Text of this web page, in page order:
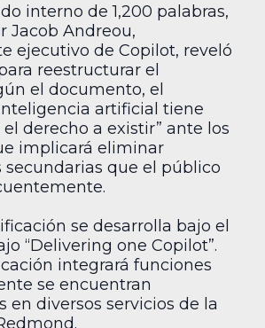
interno de 1,200 palabras,
Jacob Andreou,
ejecutivo de Copilot, reveló
reestructurar el
el documento, el
artificial tiene
el derecho a existir” ante los
implicará eliminar
secundarias que el público
se desarrolla bajo el
“Delivering one Copilot”.
integrará funciones
se encuentran
en diversos servicios de la